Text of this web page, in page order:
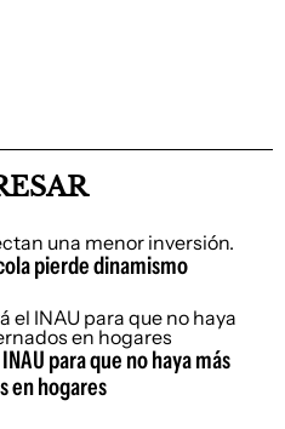
pierde dinamismo
para que no haya más
en hogares